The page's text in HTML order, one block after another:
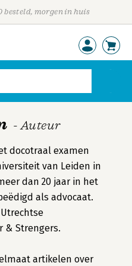
besteld, morgen in huis
- Auteur
docotraal examen
van Leiden in
dan 20 jaar in het
als advocaat.
& Strengers.
artikelen over